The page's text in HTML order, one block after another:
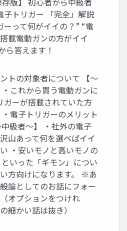
子トリガー 「完全」解説
ーって何がイイの？” “電
載電動ガンの方がイイ
ら答えます！
トの対象者について 【～
これから買う電動ガンに
ガーが搭載されていた方
電子トリガーのメリット
級者～】 ・社外の電子
山あって何を選べばイイ
・安いモノと高いモノの
いった「ギモン」につい
方向けになります。 ※あ
論としてのお話にフォー
オプションをつけれ
細かい話は抜き）